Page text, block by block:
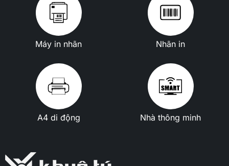
Máy in nhãn Nhãn in
A4 di động Nhà thông minh